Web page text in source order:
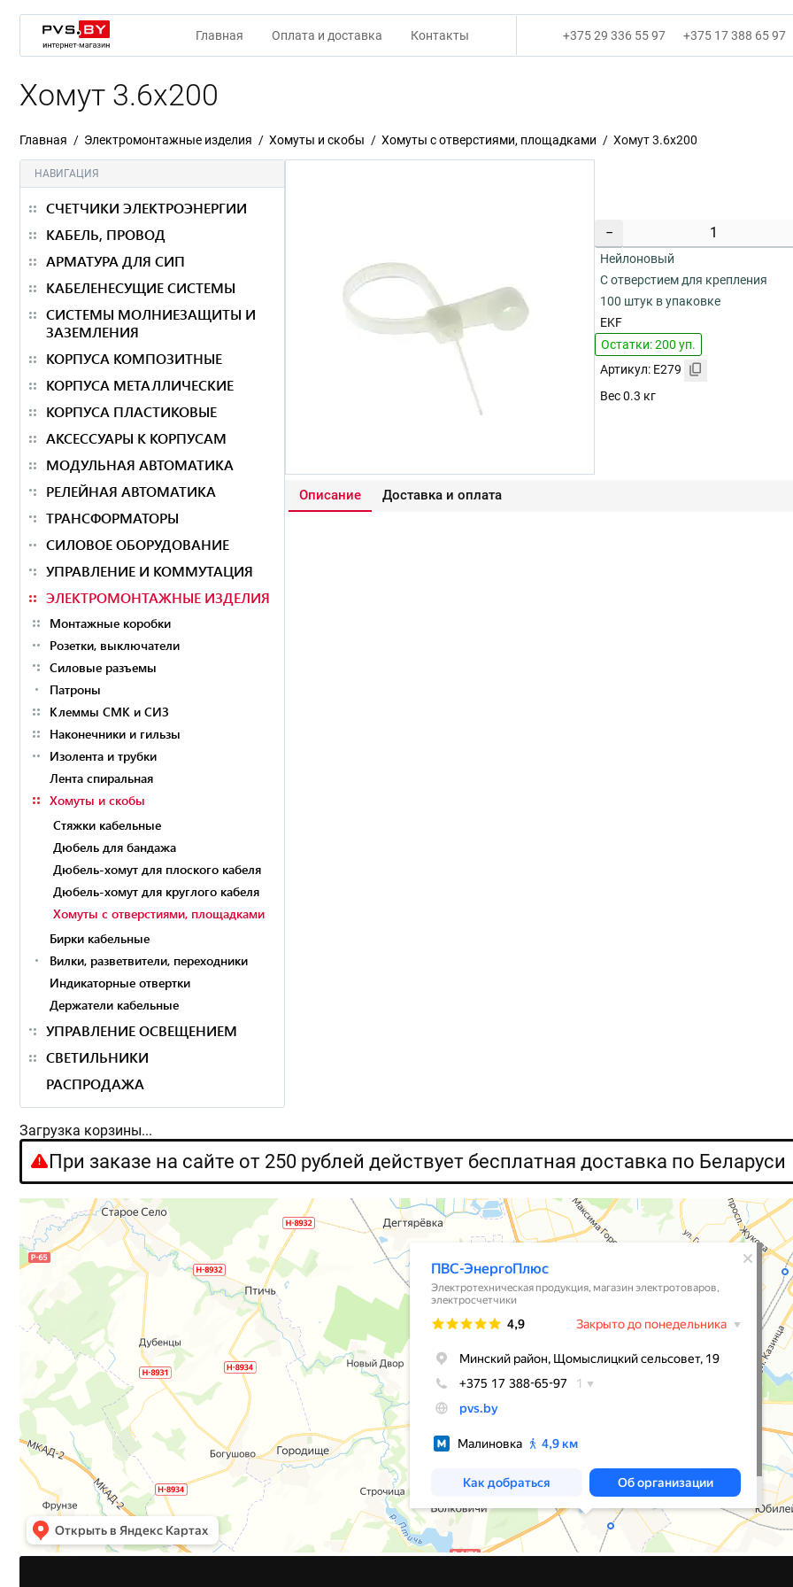
Главная Оплата и доставка Контакты +375 29 336 55 97 +375 17 388 65 97
Хомут 3.6х200
Главная Электромонтажные изделия Хомуты и скобы Хомуты с отверстиями, площадками Хомут 3.6х200
НАВИГАЦИЯ
СЧЕТЧИКИ ЭЛЕКТРОЭНЕРГИИ
КАБЕЛЬ, ПРОВОД
АРМАТУРА ДЛЯ СИП
КАБЕЛЕНЕСУЩИЕ СИСТЕМЫ
СИСТЕМЫ МОЛНИЕЗАЩИТЫ И
ЗАЗЕМЛЕНИЯ
КОРПУСА КОМПОЗИТНЫЕ
КОРПУСА МЕТАЛЛИЧЕСКИЕ
КОРПУСА ПЛАСТИКОВЫЕ
АКСЕССУАРЫ К КОРПУСАМ
МОДУЛЬНАЯ АВТОМАТИКА
РЕЛЕЙНАЯ АВТОМАТИКА
ТРАНСФОРМАТОРЫ
СИЛОВОЕ ОБОРУДОВАНИЕ
УПРАВЛЕНИЕ И КОММУТАЦИЯ
ЭЛЕКТРОМОНТАЖНЫЕ ИЗДЕЛИЯ
Монтажные коробки
Розетки, выключатели
Силовые разъемы
Патроны
Клеммы СМК и СИЗ
Наконечники и гильзы
Изолента и трубки
Лента спиральная
Хомуты и скобы
Стяжки кабельные
Дюбель для бандажа
Дюбель-хомут для плоского кабеля
Дюбель-хомут для круглого кабеля
Хомуты с отверстиями, площадками
Бирки кабельные
Вилки, разветвители, переходники
Индикаторные отвертки
Держатели кабельные
УПРАВЛЕНИЕ ОСВЕЩЕНИЕМ
СВЕТИЛЬНИКИ
РАСПРОДАЖА
−
Нейлоновый
С отверстием для крепления
100 штук в упаковке
EKF
Остатки: 200 уп.
Артикул: E279
Вес 0.3 кг
Описание Доставка и оплата
Загрузка корзины...
При заказе на сайте от 250 рублей действует бесплатная доставка по Беларуси